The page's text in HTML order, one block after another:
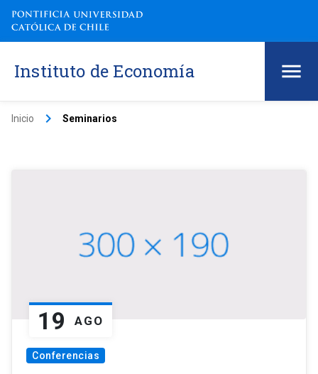
Instituto de Economía
Inicio keyboard_arrow_right Seminarios
19 AGO
Conferencias